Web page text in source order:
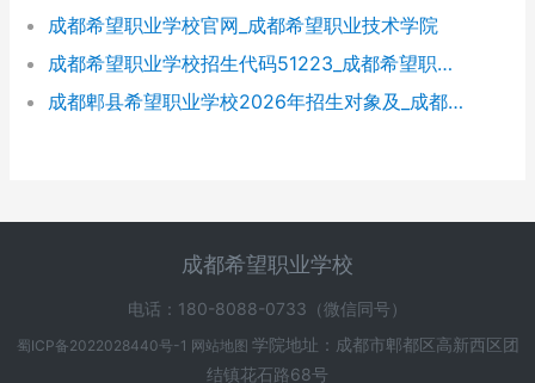
成都希望职业学校官网_成都希望职业技术学院
成都希望职业学校招生代码51223_成都希望职业学校招生网
成都郫县希望职业学校2026年招生对象及_成都郫县希望职业学校好不好
成都希望职业学校
电话：180-8088-0733（微信同号）
蜀ICP备2022028440号-1 网站地图 学院地址：成都市郫都区高新西区团
结镇花石路68号